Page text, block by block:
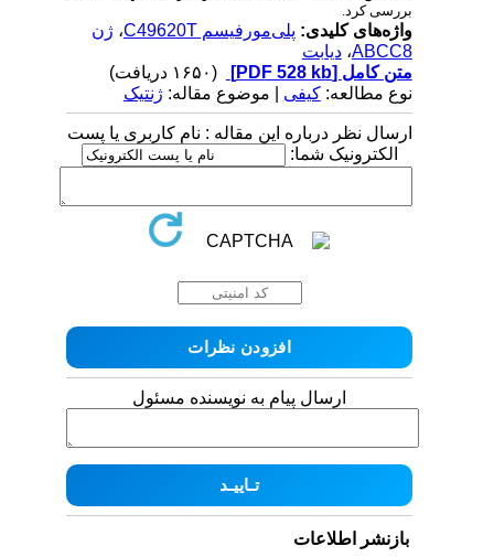
بررسی کرد.
واژه‌های کلیدی:پلی‌مورفیسم C49620T ،ژن
ABCC8،دیابت
متن کامل[PDF 528 kb]
نوع مطالعه:کیفی| موضوع مقاله:ژنتیک
ارسال نظر درباره این مقاله : نام کاربری یا پست
الکترونیک شما:
ارسال پیام به نویسنده مسئول
بازنشر اطلاعات